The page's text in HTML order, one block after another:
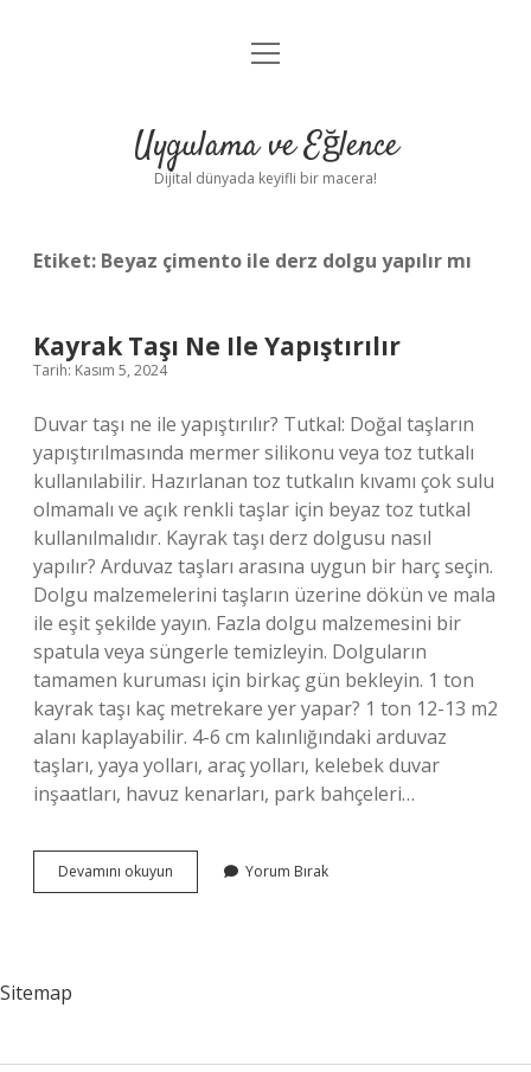
Anasayfa
Yasal Uyarı
menüyü
Uygulama ve Eğlence
Dijital dünyada keyifli bir macera!
Etiket: Beyaz çimento ile derz dolgu yapılır mı
Kayrak Taşı Ne Ile Yapıştırılır
Tarih: Kasım 5, 2024
Duvar taşı ne ile yapıştırılır? Tutkal: Doğal taşların
yapıştırılmasında mermer silikonu veya toz tutkalı
kullanılabilir. Hazırlanan toz tutkalın kıvamı çok sulu
olmamalı ve açık renkli taşlar için beyaz toz tutkal
kullanılmalıdır. Kayrak taşı derz dolgusu nasıl
yapılır? Arduvaz taşları arasına uygun bir harç seçin.
Dolgu malzemelerini taşların üzerine dökün ve mala
ile eşit şekilde yayın. Fazla dolgu malzemesini bir
spatula veya süngerle temizleyin. Dolguların
tamamen kuruması için birkaç gün bekleyin. 1 ton
kayrak taşı kaç metrekare yer yapar? 1 ton 12-13 m2
alanı kaplayabilir. 4-6 cm kalınlığındaki arduvaz
taşları, yaya yolları, araç yolları, kelebek duvar
inşaatları, havuz kenarları, park bahçeleri…
Devamını okuyun
Taşı
Yorum Bırak
Sitemap